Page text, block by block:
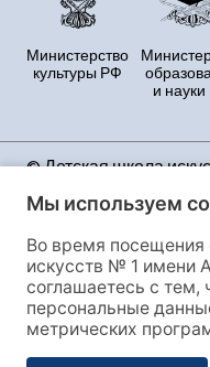
Министерство
культуры РФ
и
© Детская школа
сайт, Вы принимаете
на сбор и обработку
cookies, этот сайт
«Яндекс.Метрика»,
«ЯНДЕКС», 119021,
Если Вы не согласны
Мы используем
Во время посещения
искусств № 1 имени
соглашаетесь с
персональные
метрических